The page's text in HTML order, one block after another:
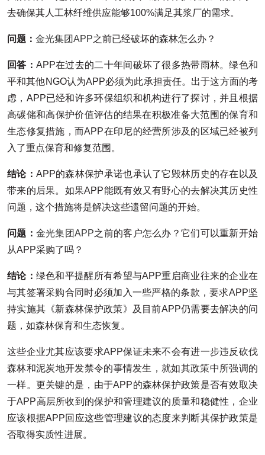
去确保其人工林纤维供应能够100%满足其浆厂的需求。
问题： 金光集团APP之前已经破坏的森林怎么办？
回答： APP在过去的二十年间破坏了很多热带雨林。绿色和
平和其他NGO认为APP必须为此承担责任。出于这方面的考
虑，APP已经和许多环保组织和机构进行了探讨，并且根据
高碳储和高保护价值评估的结果在积极准备大范围的保育和
生态修复措施，而APP在印尼的经营所涉及的区域已经被列
入了重点保育和修复范围。
结论： APP的森林保护承诺也承认了它毁林历史的存在以及
带来的后果。如果APP能既有效又有野心的去解决其历史性
问题，这个措施将是解决这些遗留问题的开始。
问题： 金光集团APP之前的客户怎么办？它们可以重新开始
从APP采购了吗？
结论： 绿色和平提醒所有希望与APP重启商业往来的企业在
与其签署采购合同时必须加入一些严格的条款，要求APP坚
持实施其《新森林保护政策》及目前APP仍需要去解决的问
题，如森林保育和生态恢复。
这些企业尤其应该要求APP保证未来不会有进一步违反砍伐
森林和泥炭地开发禁令的事情发生，就如其政策中所强调的
一样。更关键的是，由于APP的森林保护政策是否有效取决
于APP高层所收到的保护和管理建议的质量和稳健性，企业
应该根据APP回应这些管理建议的态度来判断其保护政策是
否取得实质性进展。